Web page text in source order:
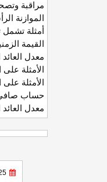
مراقبة
الموازنة
أمثلة تشمل
القيمة
معدل
الأمثلة
الأمثلة
حساب صافي
معدل العائد
25 - 29